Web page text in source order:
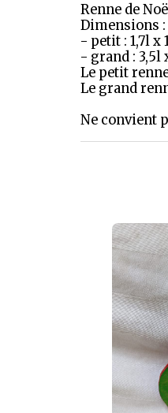
Renne de
Dimensions :
- petit : 1,7l x
- grand : 3,5l
Le petit
Le grand
Ne convient